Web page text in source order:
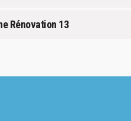
Rénovation 13